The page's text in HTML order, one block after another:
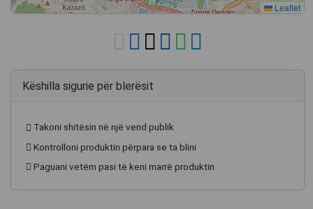
Leaflet
Këshilla sigurie për blerësit
Takoni shitësin në një vend publik
Kontrolloni produktin përpara se ta blini
Paguani vetëm pasi të keni marrë produktin